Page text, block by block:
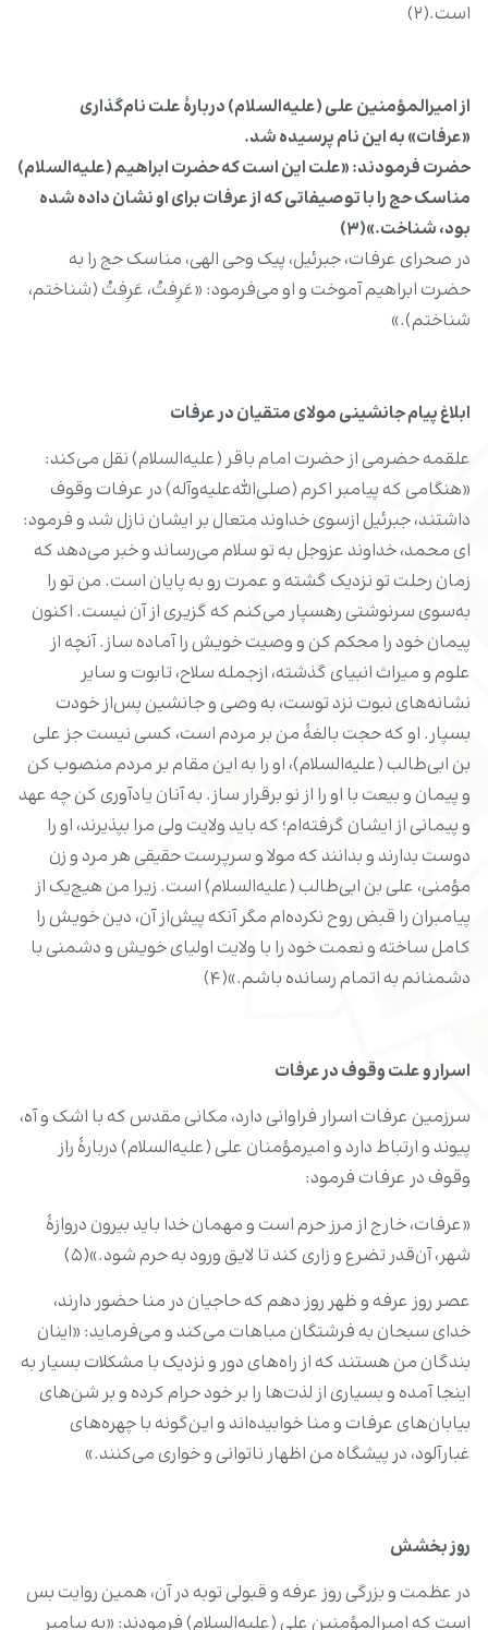
است.(۲)
از امیرالمؤمنین علی (علیه‌السلام) دربارۀ علت نام‌گذاری
«عرفات» به این نام پرسیده شد.
حضرت فرمودند: «علت این است که حضرت ابراهیم (علیه‌السلام)
مناسک حج را با توصیفاتی که از عرفات برای او نشان داده شده
بود، شناخت.»(۳)
در صحرای عرفات، جبرئیل، پیک وحی الهی، مناسک حج را به
حضرت ابراهیم آموخت و او می‌فرمود: «عَرِفتُ، عَرِفتُ (شناختم،
شناختم).»
ابلاغ پیام جانشینی مولای متقیان در عرفات
علقمه حضرمی از حضرت امام باقر (علیه‌السلام) نقل می‌کند:
«هنگامی که پیامبر اکرم (صلی‌الله‌علیه‌وآله) در عرفات وقوف
داشتند، جبرئیل ازسوی خداوند متعال بر ایشان نازل شد و فرمود:
ای محمد، خداوند عزوجل به تو سلام می‌رساند و خبر می‌دهد که
زمان رحلت تو نزدیک گشته و عمرت رو به پایان است. من تو را
به‌سوی سرنوشتی رهسپار می‌کنم که گزیری از آن نیست. اکنون
پیمان خود را محکم کن و وصیت خویش را آماده ساز. آنچه از
علوم و میراث انبیای گذشته، ازجمله سلاح، تابوت و سایر
نشانه‌های نبوت نزد توست، به وصی و جانشین پس‌از خودت
بسپار. او که حجت بالغۀ من بر مردم است، کسی نیست جز علی
بن ابی‌طالب (علیه‌السلام)، او را به این مقام بر مردم منصوب کن
و پیمان و بیعت با او را از نو برقرار ساز. به آنان یادآوری کن چه عهد
و پیمانی از ایشان گرفته‌ام؛ که باید ولایت ولی مرا بپذیرند، او را
دوست بدارند و بدانند که مولا و سرپرست حقیقی هر مرد و زن
مؤمنی، علی بن ابی‌طالب (علیه‌السلام) است. زیرا من هیچ‌یک از
پیامبران را قبض روح نکرده‌ام مگر آنکه پیش‌از آن، دین خویش را
کامل ساخته و نعمت خود را با ولایت اولیای خویش و دشمنی با
دشمنانم به اتمام رسانده باشم.»(۴)
اسرار و علت وقوف در عرفات
سرزمین عرفات اسرار فراوانی دارد، مکانی مقدس که با اشک و آه،
پیوند و ارتباط دارد و امیرمؤمنان علی (علیه‌السلام) دربارۀ راز
وقوف در عرفات فرمود:
«عرفات، خارج از مرز حرم است و مهمان خدا باید بیرون دروازۀ
شهر، آن‌قدر تضرع و زاری کند تا لایق ورود به حرم شود.»(۵)
عصر روز عرفه و ظهر روز دهم که حاجیان در منا حضور دارند،
خدای سبحان به فرشتگان مباهات می‌کند و می‌فرماید: «اینان
بندگان من هستند که از راه‌های دور و نزدیک با مشکلات بسیار به
اینجا آمده و بسیاری از لذت‌ها را بر خود حرام کرده و بر شن‌های
بیابان‌های عرفات و منا خوابیده‌اند و این‌گونه با چهره‌های
غبارآلود، در پیشگاه من اظهار ناتوانی و خواری می‌کنند.»
روز بخشش
در عظمت و بزرگی روز عرفه و قبولی توبه در آن، همین روایت بس
است که امیرالمؤمنین علی (علیه‌السلام) فرمودند: «به پیامبر